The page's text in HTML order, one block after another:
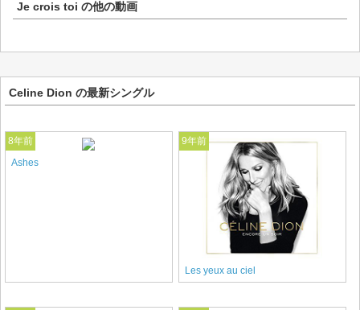
Je crois toi の他の動画
Celine Dion の最新シングル
8年前
Ashes
9年前
Les yeux au ciel